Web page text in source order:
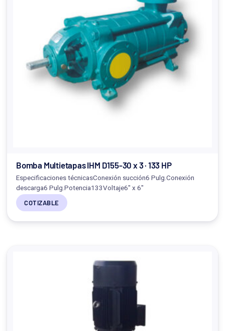
Bomba Multietapas IHM D155-30 x 3 · 133 HP
Especificaciones técnicasConexión succión6 Pulg.Conexión
descarga6 Pulg.Potencia133Voltaje6" x 6"
COTIZABLE